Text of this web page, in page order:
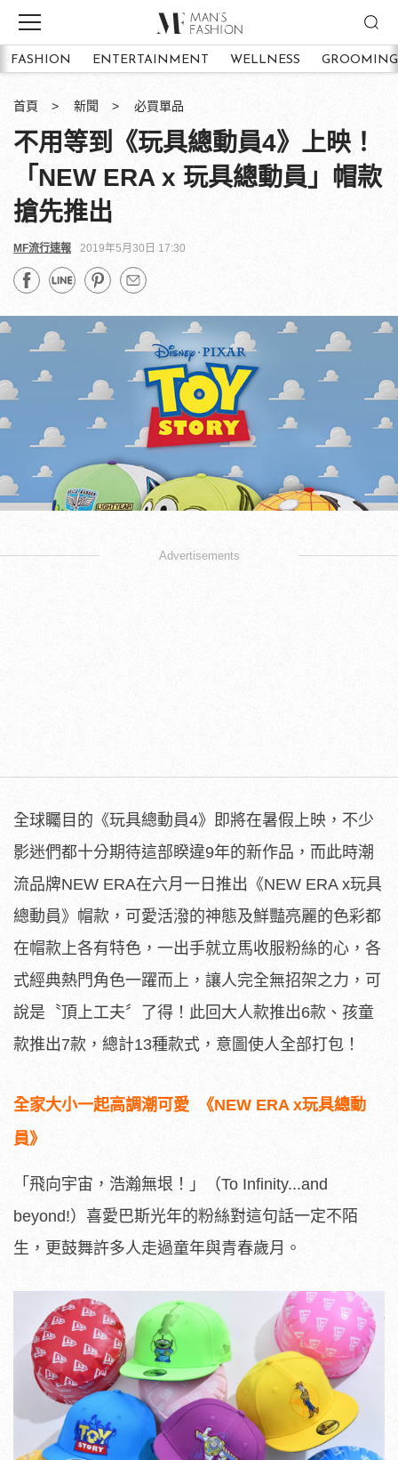
FASHION ENTERTAINMENT WELLNESS GROOMING
首頁 新聞 必買單品
不用等到《玩具總動員4》上映！
「NEW ERA x 玩具總動員」帽款
搶先推出
MF流行速報 2019年5月30日 17:30
Advertisements
全球矚目的《玩具總動員4》即將在暑假上映，不少
影迷們都十分期待這部睽違9年的新作品，而此時潮
流品牌NEW ERA在六月一日推出《NEW ERA x玩具
總動員》帽款，可愛活潑的神態及鮮豔亮麗的色彩都
在帽款上各有特色，一出手就立馬收服粉絲的心，各
式經典熱門角色一躍而上，讓人完全無招架之力，可
說是〝頂上工夫〞了得！此回大人款推出6款、孩童
款推出7款，總計13種款式，意圖使人全部打包！
全家大小一起高調潮可愛 《NEW ERA x玩具總動
員》
「飛向宇宙，浩瀚無垠！」（To Infinity...and
beyond!）喜愛巴斯光年的粉絲對這句話一定不陌
生，更鼓舞許多人走過童年與青春歲月。